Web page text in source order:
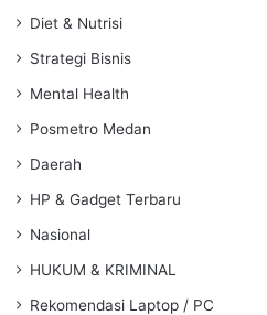
Diet & Nutrisi
Strategi Bisnis
Mental Health
Posmetro Medan
Daerah
HP & Gadget Terbaru
Nasional
HUKUM & KRIMINAL
Rekomendasi Laptop / PC